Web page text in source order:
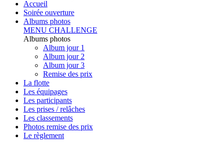
Accueil
Soirée ouverture
Albums photos
MENU CHALLENGE
Albums photos
Album jour 1
Album jour 2
Album jour 3
Remise des prix
La flotte
Les équipages
Les participants
Les prises / relâches
Les classements
Photos remise des prix
Le règlement